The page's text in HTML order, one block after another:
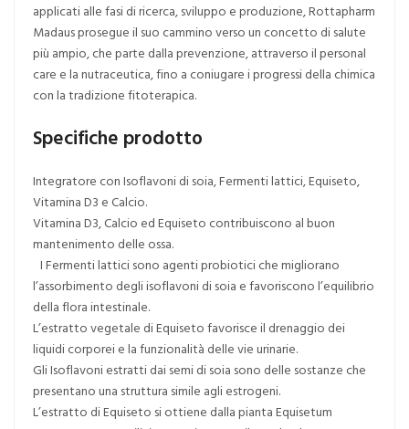
applicati alle fasi di ricerca, sviluppo e produzione, Rottapharm
Madaus prosegue il suo cammino verso un concetto di salute
più ampio, che parte dalla prevenzione, attraverso il personal
care e la nutraceutica, fino a coniugare i progressi della chimica
con la tradizione fitoterapica.
Specifiche prodotto
Integratore con Isoflavoni di soia, Fermenti lattici, Equiseto,
Vitamina D3 e Calcio.
Vitamina D3, Calcio ed Equiseto contribuiscono al buon
mantenimento delle ossa.
I Fermenti lattici sono agenti probiotici che migliorano
l’assorbimento degli isoflavoni di soia e favoriscono l’equilibrio
della flora intestinale.
L’estratto vegetale di Equiseto favorisce il drenaggio dei
liquidi corporei e la funzionalità delle vie urinarie.
Gli Isoflavoni estratti dai semi di soia sono delle sostanze che
presentano una struttura simile agli estrogeni.
L’estratto di Equiseto si ottiene dalla pianta Equisetum